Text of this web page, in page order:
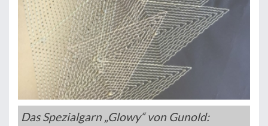
Das Spezialgarn „Glowy“ von Gunold: